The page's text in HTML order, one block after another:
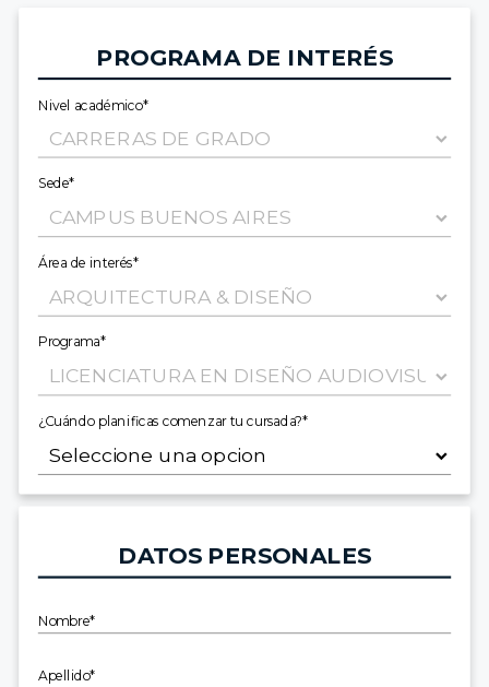
PROGRAMA DE INTERÉS
Nivel académico*
Sede*
Área de interés*
Programa*
¿Cuándo planificas comenzar tu cursada?*
DATOS PERSONALES
Nombre*
Apellido*